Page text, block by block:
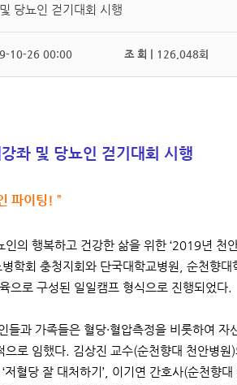
당뇨인 걷기대회 시행
10-26 00:00 조 회 | 126,048회
좌 및 당뇨인 걷기대회 시행
파이팅! ”
의 행복하고 건강한 삶을 위한 ‘2019년 천
학회 충청지회와 단국대학교병원, 순천향
으로 구성된 일일캠프 형식으로 진행되었다.
들과 가족들은 혈당·혈압측정을 비롯하여
로 임했다. 김상진 교수(순천향대 천안병원
혈당 잘 대처하기’, 이기연 간호사(순천향